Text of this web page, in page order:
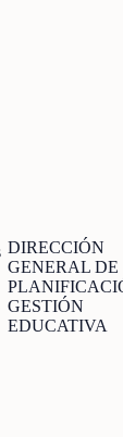
DIRECCIÓN
GENERAL DE
GESTIÓN
EDUCATIVA